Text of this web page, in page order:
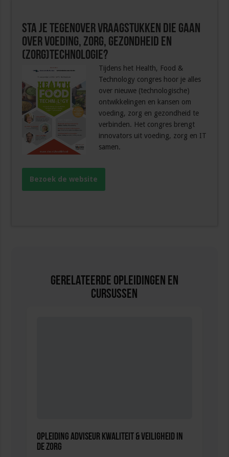
Sta je tegenover vraagstukken die gaan
over voeding, zorg, gezondheid en
(zorg)technologie?
Tijdens het Health, Food &
Technology congres hoor je alles
over nieuwe (technologische)
ontwikkelingen en kansen om
voeding, zorg en gezondheid te
verbinden. Het congres brengt
innovators uit voeding, zorg en IT
samen.
Bezoek de website
Gerelateerde Opleidingen en
Cursussen
Opleiding Adviseur Kwaliteit & Veiligheid in
de zorg